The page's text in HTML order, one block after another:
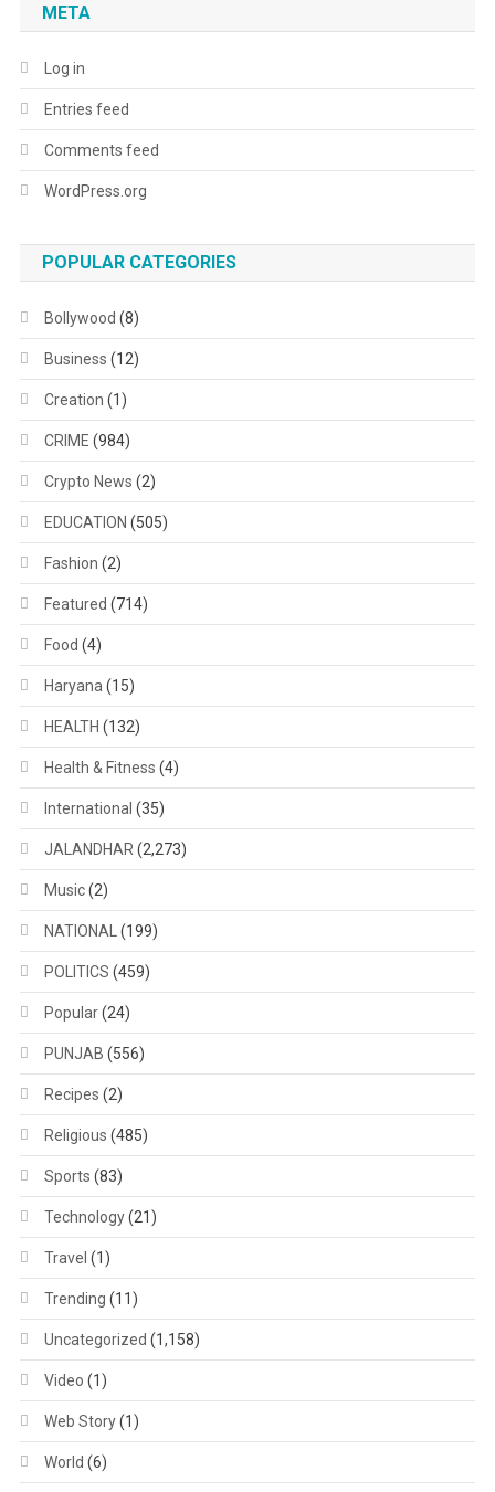
META
Log in
Entries feed
Comments feed
WordPress.org
POPULAR CATEGORIES
Bollywood (8)
Business (12)
Creation (1)
CRIME (984)
Crypto News (2)
EDUCATION (505)
Fashion (2)
Featured (714)
Food (4)
Haryana (15)
HEALTH (132)
Health & Fitness (4)
International (35)
JALANDHAR (2,273)
Music(2)
NATIONAL (199)
POLITICS (459)
Popular(24)
PUNJAB (556)
Recipes (2)
Religious (485)
Sports (83)
Technology(21)
Travel (1)
Trending (11)
Uncategorized (1,158)
Video (1)
Web Story(1)
World (6)